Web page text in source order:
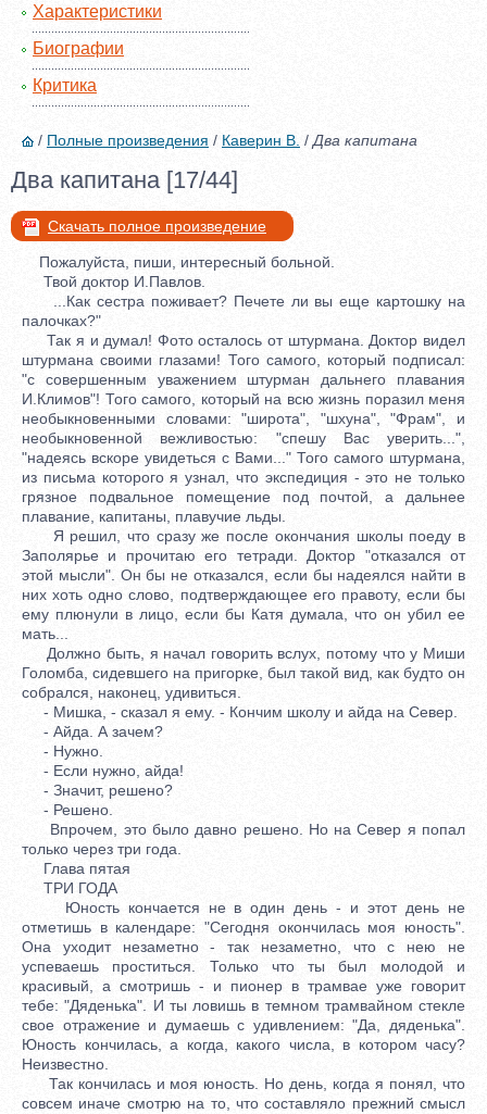
Характеристики
Биографии
Критика
/ Полные произведения / Каверин В. / Два капитана
Два капитана [17/44]
Скачать полное произведение
Пожалуйста, пиши, интересный больной.
Твой доктор И.Павлов.
...Как сестра поживает? Печете ли вы еще картошку на
палочках?"
Так я и думал! Фото осталось от штурмана. Доктор видел
штурмана своими глазами! Того самого, который подписал:
"с совершенным уважением штурман дальнего плавания
И.Климов"! Того самого, который на всю жизнь поразил меня
необыкновенными словами: "широта", "шхуна", "Фрам", и
необыкновенной вежливостью: "спешу Вас уверить...",
"надеясь вскоре увидеться с Вами..." Того самого штурмана,
из письма которого я узнал, что экспедиция - это не только
грязное подвальное помещение под почтой, а дальнее
плавание, капитаны, плавучие льды.
Я решил, что сразу же после окончания школы поеду в
Заполярье и прочитаю его тетради. Доктор "отказался от
этой мысли". Он бы не отказался, если бы надеялся найти в
них хоть одно слово, подтверждающее его правоту, если бы
ему плюнули в лицо, если бы Катя думала, что он убил ее
мать...
Должно быть, я начал говорить вслух, потому что у Миши
Голомба, сидевшего на пригорке, был такой вид, как будто он
собрался, наконец, удивиться.
- Мишка, - сказал я ему. - Кончим школу и айда на Север.
- Айда. А зачем?
- Нужно.
- Если нужно, айда!
- Значит, решено?
- Решено.
Впрочем, это было давно решено. Но на Север я попал
только через три года.
Глава пятая
ТРИ ГОДА
Юность кончается не в один день - и этот день не
отметишь в календаре: "Сегодня окончилась моя юность".
Она уходит незаметно - так незаметно, что с нею не
успеваешь проститься. Только что ты был молодой и
красивый, а смотришь - и пионер в трамвае уже говорит
тебе: "Дяденька". И ты ловишь в темном трамвайном стекле
свое отражение и думаешь с удивлением: "Да, дяденька".
Юность кончилась, а когда, какого числа, в котором часу?
Неизвестно.
Так кончилась и моя юность. Но день, когда я понял, что
совсем иначе смотрю на то, что составляло прежний смысл